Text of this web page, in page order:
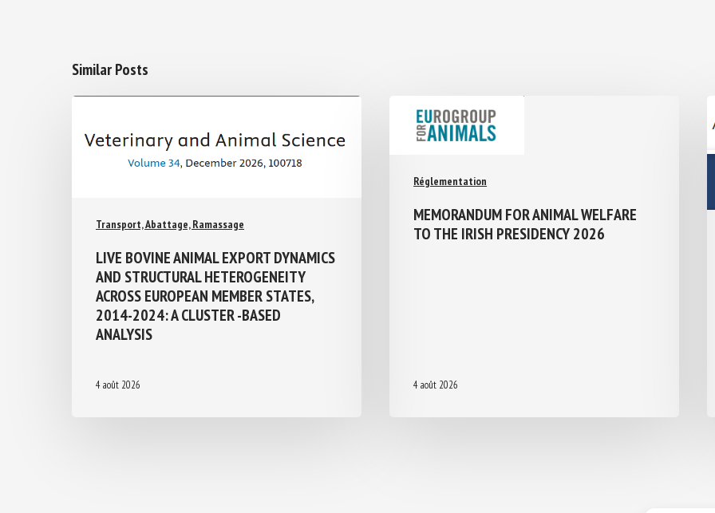
Similar Posts
Transport, Abattage, Ramassage
LIVE BOVINE ANIMAL EXPORT
DYNAMICS AND STRUCTURAL
HETEROGENEITY ACROSS EUROPEAN
MEMBER STATES, 2014-2024: A
CLUSTER -BASED ANALYSIS
4 août 2026
Réglementation
MEMORANDUM FOR ANIMAL WELFARE
TO THE IRISH PRESIDENCY 2026
4 août 2026